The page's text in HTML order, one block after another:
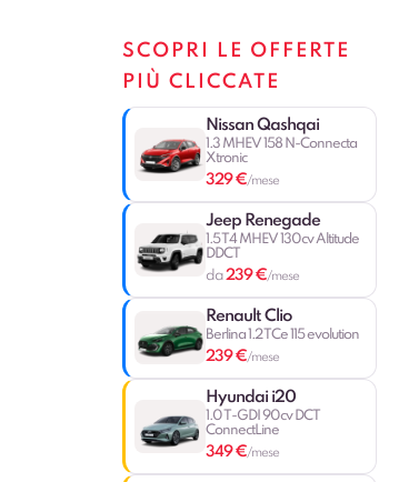
SCOPRI LE OFFERTE
PIÙ CLICCATE
Nissan Qashqai
1.3 MHEV 158 N-Connecta
Xtronic
329 €/mese
Jeep Renegade
1.5 T4 MHEV 130cv Altitude
DDCT
da239 €/mese
Renault Clio
Berlina 1.2 TCe 115 evolution
239 €/mese
Hyundai i20
1.0 T-GDI 90cv DCT
ConnectLine
349 €/mese